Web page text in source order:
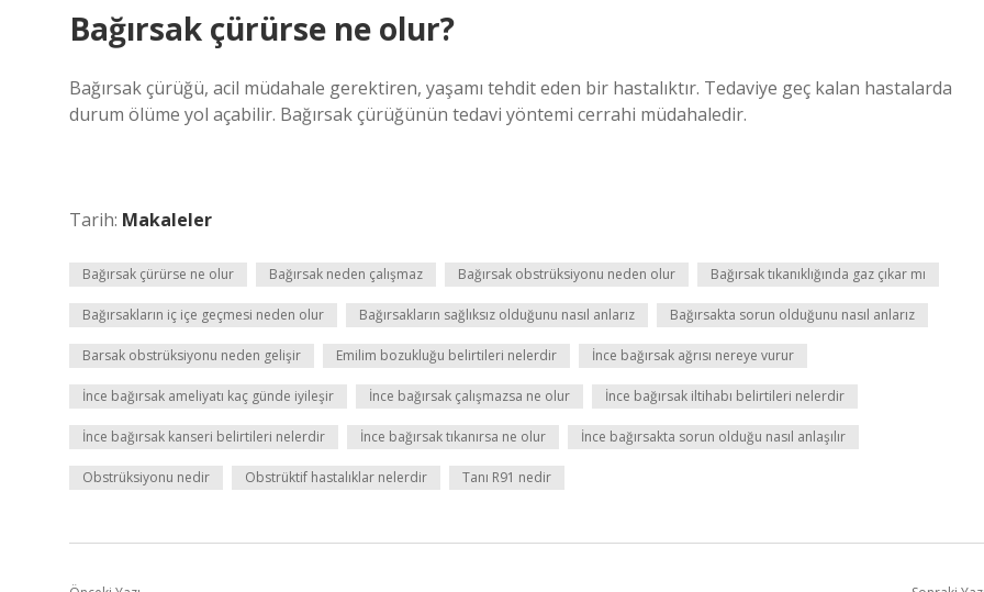
Bağırsak çürürse ne olur?
Bağırsak çürüğü, acil müdahale gerektiren, yaşamı tehdit eden bir hastalıktır. Tedaviye geç kalan hastalarda
durum ölüme yol açabilir. Bağırsak çürüğünün tedavi yöntemi cerrahi müdahaledir.
Tarih: Makaleler
Bağırsak çürürse ne olur Bağırsak neden çalışmaz Bağırsak obstrüksiyonu neden olur Bağırsak tıkanıklığında gaz çıkar mı
Bağırsakların iç içe geçmesi neden olur Bağırsakların sağlıksız olduğunu nasıl anlarız Bağırsakta sorun olduğunu nasıl anlarız
Barsak obstrüksiyonu neden gelişir Emilim bozukluğu belirtileri nelerdir İnce bağırsak ağrısı nereye vurur
İnce bağırsak ameliyatı kaç günde iyileşir İnce bağırsak çalışmazsa ne olur İnce bağırsak iltihabı belirtileri nelerdir
İnce bağırsak kanseri belirtileri nelerdir İnce bağırsak tıkanırsa ne olur İnce bağırsakta sorun olduğu nasıl anlaşılır
Obstrüksiyonu nedir Obstrüktif hastalıklar nelerdir Tanı R91 nedir